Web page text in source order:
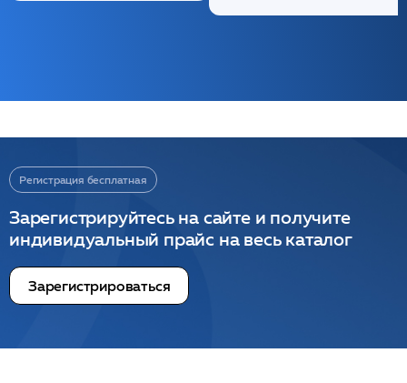
Регистрация бесплатная
Зарегистрируйтесь на сайте и получите
индивидуальный прайс на весь каталог
Зарегистрироваться